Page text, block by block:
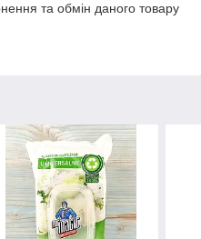
та обмін даного товару